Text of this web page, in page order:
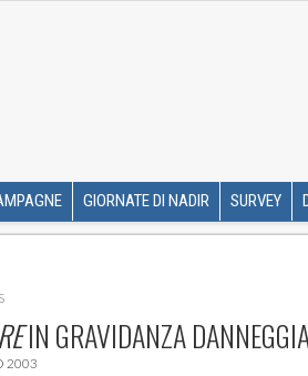
ETS SKIP
GIORNATE DI NADIR SURVEY
IN GRAVIDANZA
2003